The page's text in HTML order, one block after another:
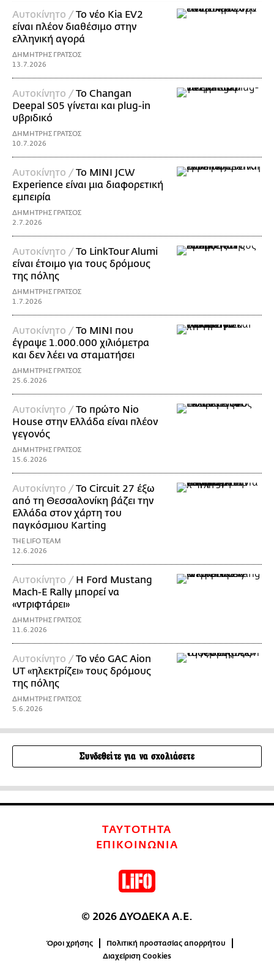
Αυτοκίνητο / Το νέο Kia EV2
είναι πλέον διαθέσιμο στην
ελληνική αγορά
ΔΗΜΗΤΡΗΣ ΓΡΑΤΣΟΣ
13.7.2026
Αυτοκίνητο / Το Changan
Deepal S05 γίνεται και plug-in
υβριδικό
ΔΗΜΗΤΡΗΣ ΓΡΑΤΣΟΣ
10.7.2026
Αυτοκίνητο / Το MINI JCW
Experience είναι μια διαφορετική
εμπειρία
ΔΗΜΗΤΡΗΣ ΓΡΑΤΣΟΣ
2.7.2026
Αυτοκίνητο / Το LinkTour Alumi
είναι έτοιμο για τους δρόμους
της πόλης
ΔΗΜΗΤΡΗΣ ΓΡΑΤΣΟΣ
1.7.2026
Αυτοκίνητο / Το MINI που
έγραψε 1.000.000 χιλιόμετρα
και δεν λέει να σταματήσει
ΔΗΜΗΤΡΗΣ ΓΡΑΤΣΟΣ
25.6.2026
Αυτοκίνητο / Το πρώτο Nio
House στην Ελλάδα είναι πλέον
γεγονός
ΔΗΜΗΤΡΗΣ ΓΡΑΤΣΟΣ
15.6.2026
Αυτοκίνητο / Το Circuit 27 έξω
από τη Θεσσαλονίκη βάζει την
Ελλάδα στον χάρτη του
παγκόσμιου Karting
THE LIFO TEAM
12.6.2026
Αυτοκίνητο / Η Ford Mustang
Mach-E Rally μπορεί να
«ντριφτάρει»
ΔΗΜΗΤΡΗΣ ΓΡΑΤΣΟΣ
11.6.2026
Αυτοκίνητο / Το νέο GAC Aion
UT «ηλεκτρίζει» τους δρόμους
της πόλης
ΔΗΜΗΤΡΗΣ ΓΡΑΤΣΟΣ
5.6.2026
Συνδεθείτε για να σχολιάσετε
ΤΑΥΤΟΤΗΤΑ
ΕΠΙΚΟΙΝΩΝΙΑ
© 2026 ΔΥΟΔΕΚΑ Α.Ε.
Όροι χρήσης
Πολιτική προστασίας απορρήτου
Διαχείριση Cookies